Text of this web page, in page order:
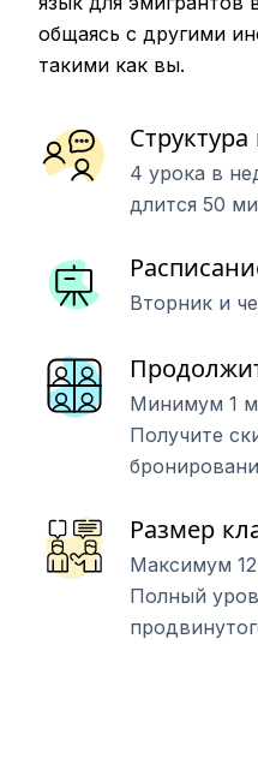
общаясь с другими
такими как вы.
Структура
4 урока в
длится 50
Вторник и
Минимум 1
Получите
Размер
Максимум 12
Полный